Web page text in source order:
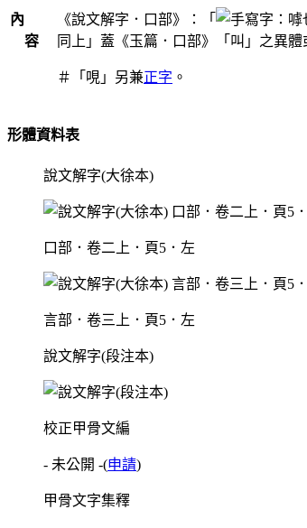
內
容
《說文解字．口部》：「
：
同上」蓋《玉篇．口部》「叫」之異體
＃「哯」另兼正字 。
形體資料表
說文解字(大徐本)
口部．卷二上．頁5．左
言部．卷三上．頁5．左
說文解字(段注本)
校正甲骨文編
- 未公開 -(申請)
甲骨文字集釋